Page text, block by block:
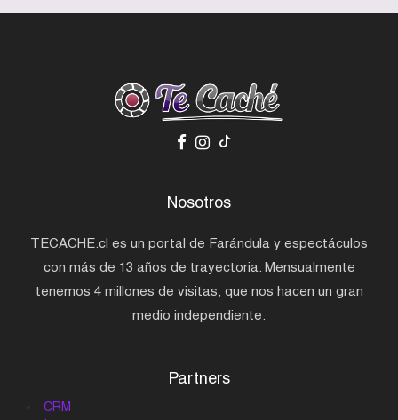
Nosotros
TECACHE.cl es un portal de Farándula y espectáculos
con más de 13 años de trayectoria. Mensualmente
tenemos 4 millones de visitas, que nos hacen un gran
medio independiente.
Partners
CRM